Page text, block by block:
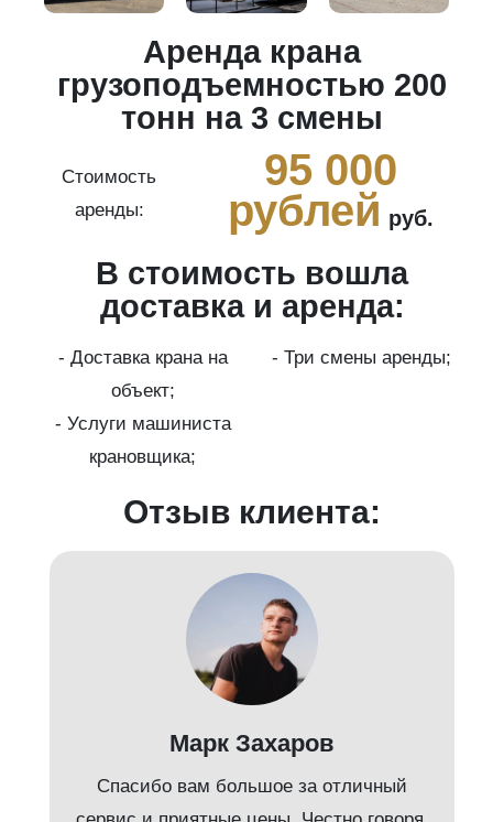
Аренда крана
грузоподъемностью 200
тонн на 3 смены
Стоимость
аренды:
95 000
рублей руб.
В стоимость вошла
доставка и аренда:
- Доставка крана на
объект;
- Три смены аренды;
- Услуги машиниста
крановщика;
Отзыв клиента:
Марк Захаров
Спасибо вам большое за отличный